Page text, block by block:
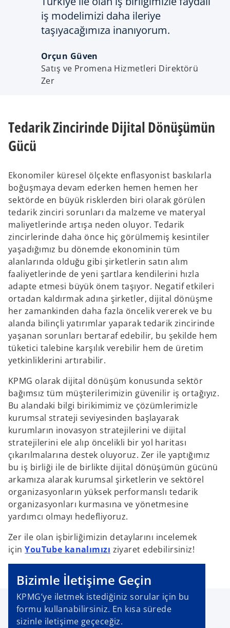
iş modelimizi daha ileriye
taşıyacağımıza inanıyorum.
Orçun Güven
Satış ve Promena Hizmetleri Direktörü
Zer
Tedarik Zincirinde Dijital Dönüşümün
Gücü
Ekonomiler küresel ölçekte enflasyonist baskılarla
boğuşmaya devam ederken hemen hemen her
sektörde en büyük risklerden biri olarak görülen
tedarik zinciri sorunları da malzeme ve materyal
maliyetlerinde artışa neden oluyor. Tedarik
zincirlerinde daha önce hiç görülmemiş kesintiler
yaşadığımız bu dönemde ekonominin tüm
alanlarında olduğu gibi şirketlerin satın alım
faaliyetlerinde de yeni şartlara kendilerini hızla
adapte etmesi büyük önem taşıyor. Negatif etkileri
ortadan kaldırmak adına şirketler, dijital dönüşme
her zamankinden daha fazla öncelik vererek ve bu
alanda bilinçli yatırımlar yaparak tedarik zincirinde
yaşanan sorunları bertaraf edebilir, bu şekilde hem
tüketici talebine karşılık verebilir hem de üretim
yetkinliklerini artırabilir.
KPMG olarak dijital dönüşüm konusunda sektör
bağımsız tüm müşterilerimizin güvenilir iş ortağıyız.
Bu alandaki bilgi birikimimiz ve çözümlerimizle
kurumsal strateji seviyesinden başlayarak
kurumların inovasyon stratejilerini ve dijital
stratejilerini ele alıp öncelikli bir yol haritası
çıkarılmalarına destek oluyoruz. Zer ile yaptığımız
bu iş birliği ile de birlikte dijital dönüşümün gücünü
arkamıza alarak kurumsal şirketlerin ve sektörel
organizasyonların yüksek performanslı tedarik
organizasyonları kurmasına ve yönetmesine
yardımcı olmayı hedefliyoruz.
Zer ile olan işbirliğimizin detaylarını incelemek
içinYouTube kanalımızı ziyaret edebilirsiniz!
Bizimle İletişime Geçin
KPMG’ye iletmek istediğiniz sorular için bu
formu kullanabilirsiniz. En kısa sürede
sizinle iletişime geçeceğiz.